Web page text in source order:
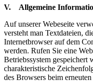
V. Allgemeine
Auf unserer Webeseite
versteht man Textdateien,
Internetbrowser auf dem
werden. Rufen Sie eine
Betriebssystem gespeichert
charakteristische
des Browsers beim